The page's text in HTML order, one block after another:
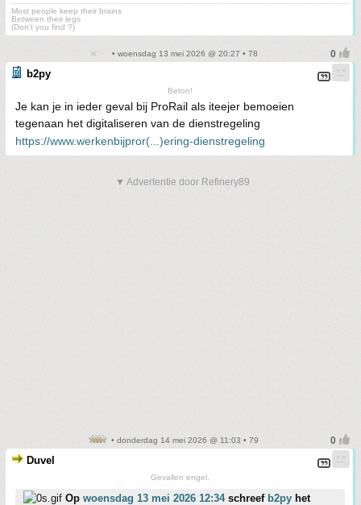
Most people keep their brains
Between their legs
(Don't you find ?)
• woensdag 13 mei 2026 @ 20:27 • 78
b2py
Beton!
Je kan je in ieder geval bij ProRail als iteejer bemoeien
tegenaan het digitaliseren van de dienstregeling
https://www.werkenbijpror(...)ering-dienstregeling
▼ Advertentie door Refinery89
• donderdag 14 mei 2026 @ 11:03 • 79
Duvel
Gevallen engel.
Op woensdag 13 mei 2026 12:34schreef b2py het